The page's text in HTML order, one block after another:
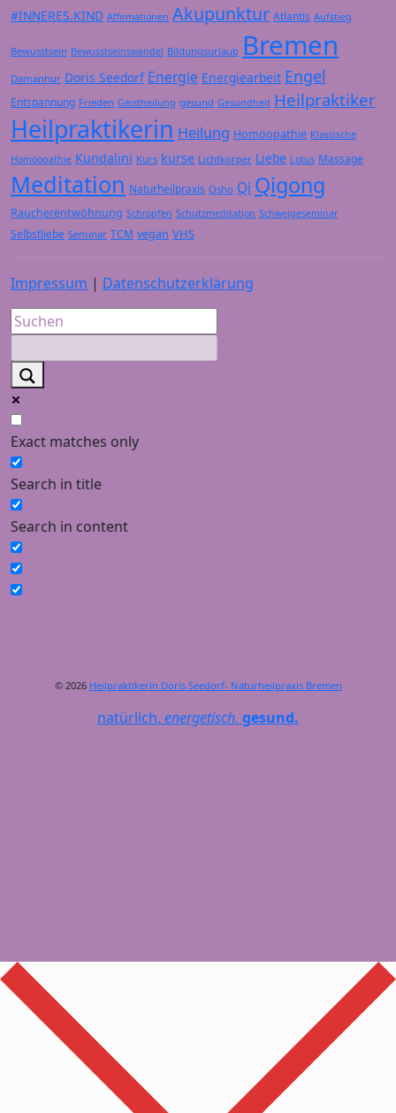
#INNERES.KIND Affirmationen Akupunktur Atlantis Aufstieg
Bewusstsein Bewusstseinswandel Bildungsurlaub Bremen
Damanhur Doris Seedorf Energie Energiearbeit Engel
Entspannung Frieden Geistheilung gesund Gesundheit Heilpraktiker
Heilpraktikerin Heilung Homöopathie Klassische
Homöopathie Kundalini Kurs kurse Lichtkörper Liebe Lotus Massage
Meditation Naturheilpraxis Osho Qi Qigong
Raucherentwöhnung Schröpfen Schutzmeditation Schweigeseminar
Selbstliebe Seminar TCM vegan VHS
Impressum | Datenschutzerklärung
Exact matches only
Search in title
Search in content
© 2026 Heilpraktikerin Doris Seedorf- Naturheilpraxis Bremen
natürlich. energetisch. gesund.